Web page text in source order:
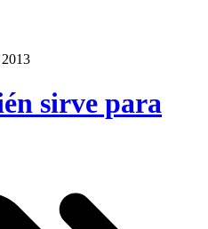
sirve para